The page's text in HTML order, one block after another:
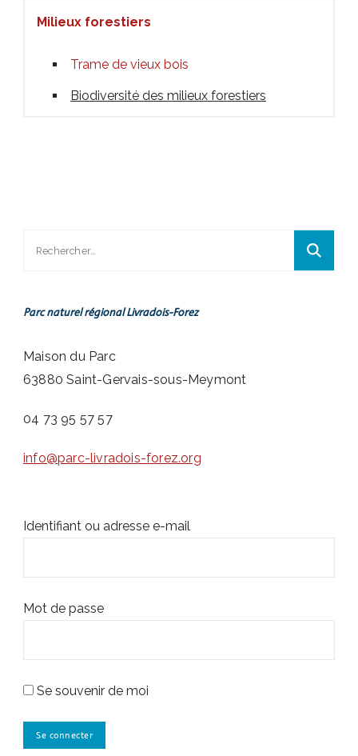
Milieux forestiers
Trame de vieux bois
Biodiversité des milieux forestiers
Parc naturel régional Livradois-Forez
Maison du Parc
63880 Saint-Gervais-sous-Meymont
04 73 95 57 57
info@parc-livradois-forez.org
Identifiant ou adresse e-mail
Mot de passe
Se souvenir de moi